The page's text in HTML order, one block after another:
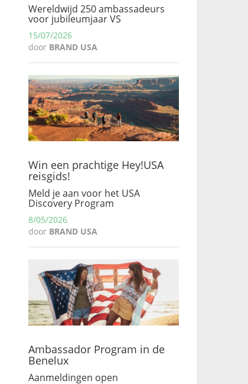
Wereldwijd 250 ambassadeurs
voor jubileumjaar VS
15/07/2026
door BRAND USA
Win een prachtige Hey!USA
reisgids!
Meld je aan voor het USA
Discovery Program
8/05/2026
door BRAND USA
Ambassador Program in de
Benelux
Aanmeldingen open